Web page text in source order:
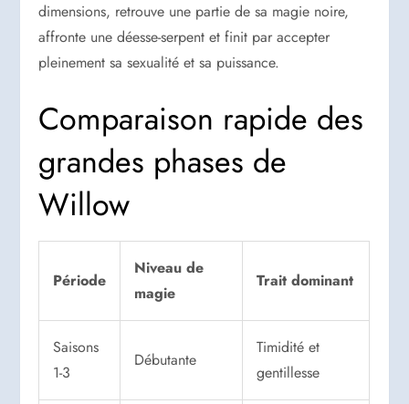
dimensions, retrouve une partie de sa magie noire,
affronte une déesse-serpent et finit par accepter
pleinement sa sexualité et sa puissance.
Comparaison rapide des
grandes phases de
Willow
Période
Niveau de
magie
Trait dominant
Saisons
1-3
Débutante
Timidité et
gentillesse